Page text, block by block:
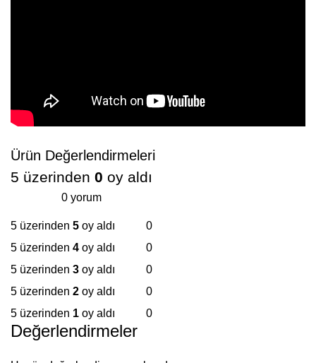
Ürün Değerlendirmeleri
5 üzerinden 0 oy aldı
0 yorum
5 üzerinden 5 oy aldı
0
5 üzerinden 4 oy aldı
0
5 üzerinden 3 oy aldı
0
5 üzerinden 2 oy aldı
0
5 üzerinden 1 oy aldı 0
Değerlendirmeler